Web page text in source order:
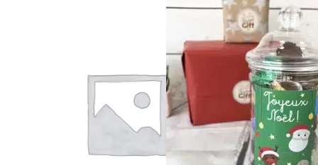
poudre